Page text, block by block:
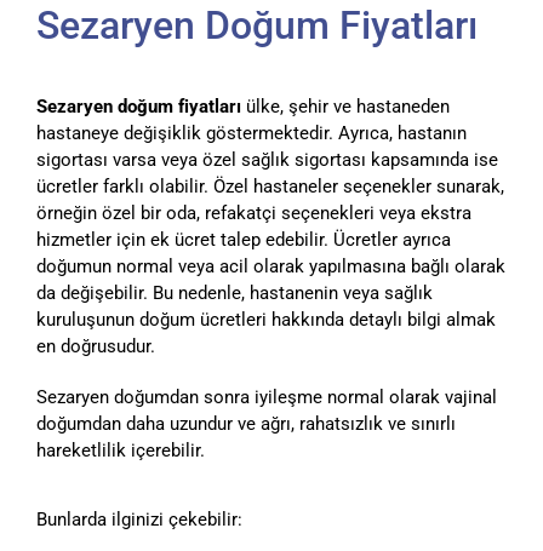
Sezaryen Doğum Fiyatları
Sezaryen doğum fiyatları ülke, şehir ve hastaneden
hastaneye değişiklik göstermektedir. Ayrıca, hastanın
sigortası varsa veya özel sağlık sigortası kapsamında ise
ücretler farklı olabilir. Özel hastaneler seçenekler sunarak,
örneğin özel bir oda, refakatçi seçenekleri veya ekstra
hizmetler için ek ücret talep edebilir. Ücretler ayrıca
doğumun normal veya acil olarak yapılmasına bağlı olarak
da değişebilir. Bu nedenle, hastanenin veya sağlık
kuruluşunun doğum ücretleri hakkında detaylı bilgi almak
en doğrusudur.
Sezaryen doğumdan sonra iyileşme normal olarak vajinal
doğumdan daha uzundur ve ağrı, rahatsızlık ve sınırlı
hareketlilik içerebilir.
Bunlarda ilginizi çekebilir: